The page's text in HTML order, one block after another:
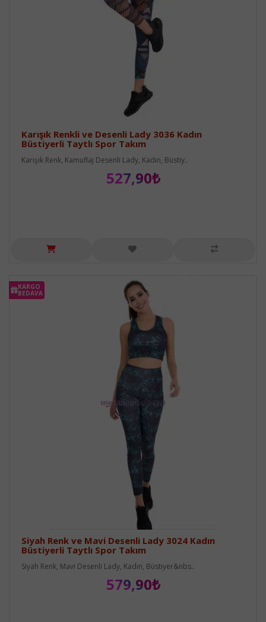
Karışık Renkli ve Desenli Lady 3036 Kadın
Büstiyerli Taytlı Spor Takım
Karışık Renk, Kamuflaj Desenli Lady, Kadın, Büstiy..
527,90₺
KARGO
BEDAVA
Siyah Renk ve Mavi Desenli Lady 3024 Kadın
Büstiyerli Taytlı Spor Takım
Siyah Renk, Mavi Desenli Lady, Kadın, Büstiyer&nbs..
579,90₺